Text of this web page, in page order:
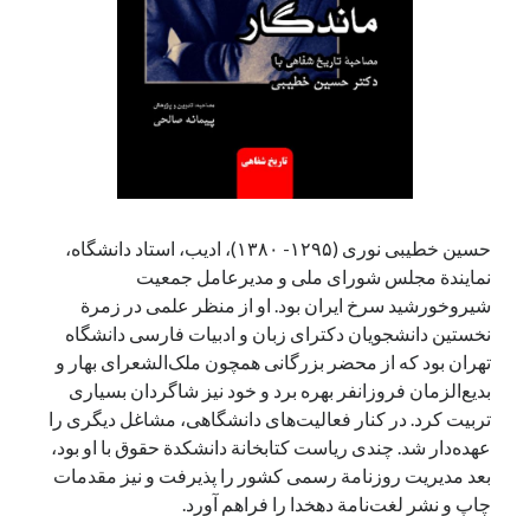
آخرین دیدگاه‌ها
مَه‌لقا مَلّاح، حافظ محیط زیست ایران
جست‌وجو
حسین خطیبی نوری (۱۲۹۵- ۱۳۸۰)، ادیب، استاد دانشگاه،
نمایندة مجلس شورای ملی و مدیرعامل جمعیت
شیروخورشید سرخ ایران بود. او از منظر علمی در زمرة‌
نخستین دانشجویان دکترای زبان و ادبیات فارسی دانشگاه
تهران بود که از محضر بزرگانی همچون ملک‌الشعرای بهار و
بدیع‌الزمان فروزانفر بهره برد و خود نیز شاگردان بسیاری
تربیت کرد. در کنار فعالیت‌های دانشگاهی، مشاغل دیگری را
عهده‌دار شد. چندی ریاست کتابخانة دانشکدة حقوق با او بود،
بعد مدیریت روزنامة رسمی کشور را پذیرفت و نیز مقدمات
چاپ و نشر لغت‌نامة دهخدا را فراهم آورد.